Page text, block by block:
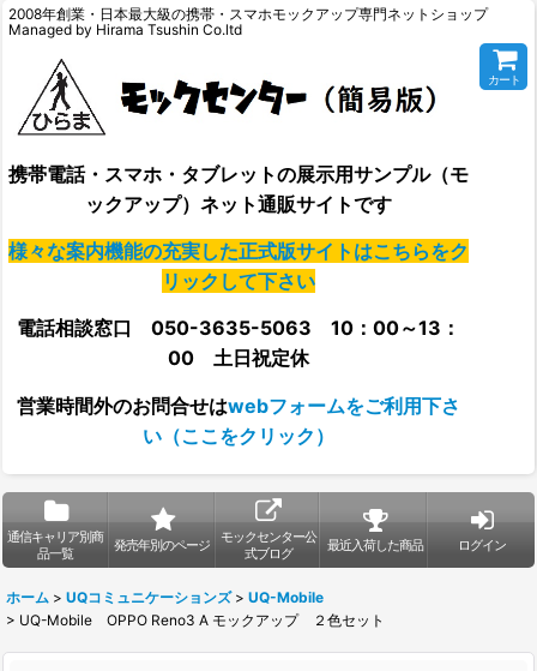
2008年創業・日本最大級の携帯・スマホモックアップ専門ネットショップ
Managed by Hirama Tsushin Co.ltd
携帯電話・スマホ・タブレットの展示用サンプル（モ
ックアップ）ネット通販サイトです
様々な案内機能の充実した正式版サイトはこちらをク
リックして下さい
電話相談窓口 050-3635-5063 10：00～13：
00 土日祝定休
営業時間外のお問合せはwebフォームをご利用下さ
い（ここをクリック）
カート
通信キャリア別商
品一覧
発売年別のページ
モックセンター公
式ブログ
最近入荷した商品 ログイン
ホーム > UQコミュニケーションズ > UQ-Mobile
> UQ-Mobile OPPO Reno3 A モックアップ ２色セット